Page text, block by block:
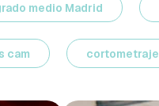
medio Madrid
cam cortometraje